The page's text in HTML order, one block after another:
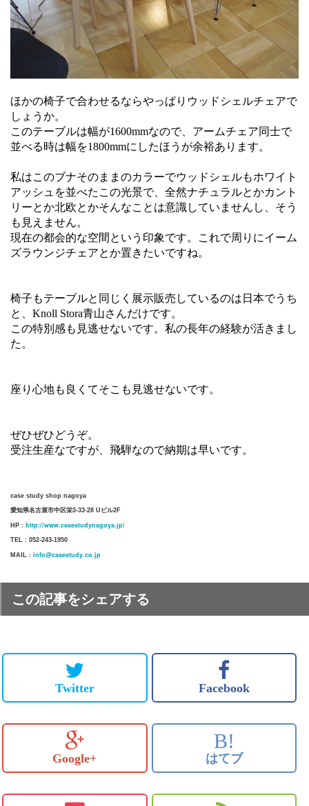
ほかの椅子で合わせるならやっぱりウッドシェルチェアで
しょうか。
このテーブルは幅が1600mmなので、アームチェア同士で
並べる時は幅を1800mmにしたほうが余裕あります。
私はこのブナそのままのカラーでウッドシェルもホワイト
アッシュを並べたこの光景で、全然ナチュラルとかカント
リーとか北欧とかそんなことは意識していませんし、そう
も見えません。
現在の都会的な空間という印象です。これで周りにイーム
ズラウンジチェアとか置きたいですね。
椅子もテーブルと同じく展示販売しているのは日本でうち
と、Knoll Stora青山さんだけです。
この特別感も見逃せないです。私の長年の経験が活きまし
た。
座り心地も良くてそこも見逃せないです。
ぜひぜひどうぞ。
受注生産なですが、飛騨なので納期は早いです。
case study shop nagoya
愛知県名古屋市中区栄3-33-28 Uビル2F
HP : http://www.casestudynagoya.jp/
TEL : 052-243-1950
MAIL : info@casestudy.co.jp
この記事をシェアする
Twitter Facebook
Google+
B!
はてブ